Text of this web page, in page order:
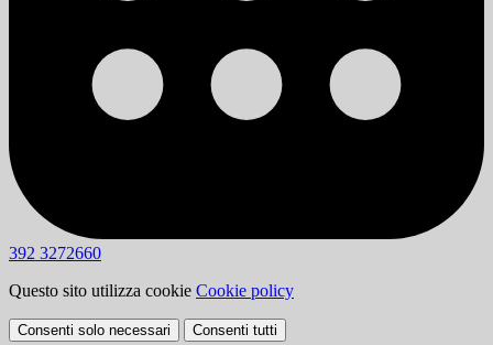
392 3272660
Questo sito utilizza cookie Cookie policy
Consenti solo necessari Consenti tutti